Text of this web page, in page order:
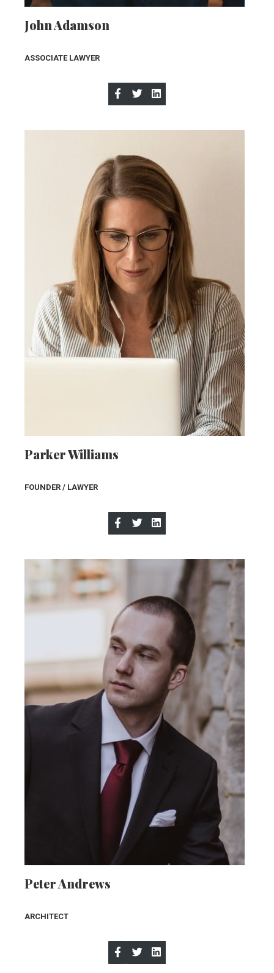
John Adamson
ASSOCIATE LAWYER
Parker Williams
FOUNDER / LAWYER
Peter Andrews
ARCHITECT